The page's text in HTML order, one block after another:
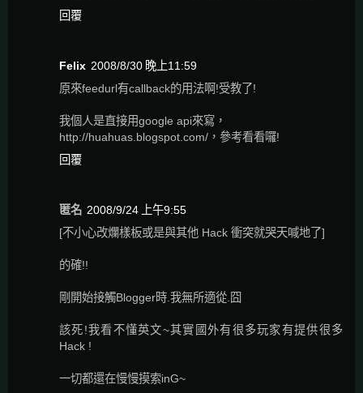
回覆
Felix 2008/8/30 晚上11:59
原來feedurl有callback的用法啊!受教了!
我個人是直接用google api來寫，
http://huahuas.blogspot.com/，參考看看囉!
回覆
匿名 2008/9/24 上午9:55
[不小心改爛樣板或是與其他 Hack 衝突就哭天喊地了]
的確!!
剛開始接觸Blogger時.我無所適從.囧
該死!我看不懂英文~其實國外有很多玩家有提供很多
Hack !
一切都還在慢慢摸索inG~